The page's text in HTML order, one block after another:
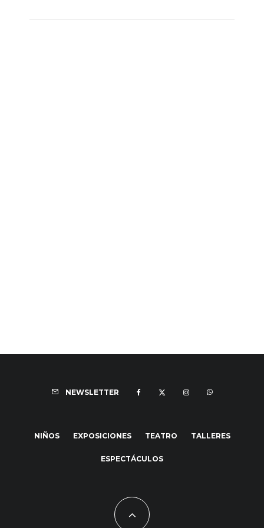
NEWSLETTER
NIÑOS EXPOSICIONES TEATRO TALLERES
ESPECTÁCULOS